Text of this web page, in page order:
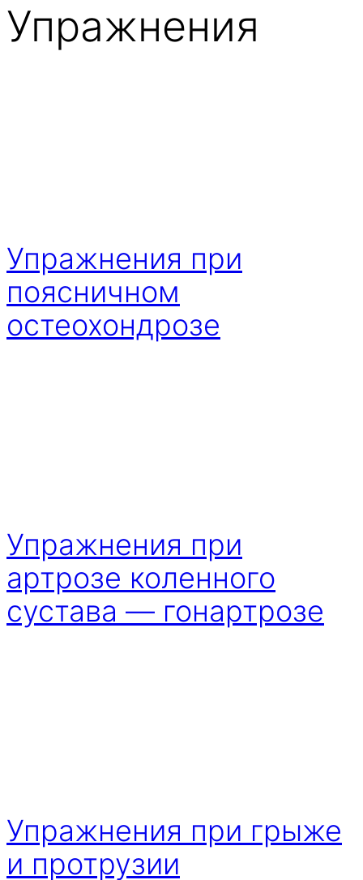
Упражнения
Упражнения при
поясничном
остеохондрозе
Упражнения при
артрозе коленного
сустава — гонартрозе
Упражнения при грыже
и протрузии